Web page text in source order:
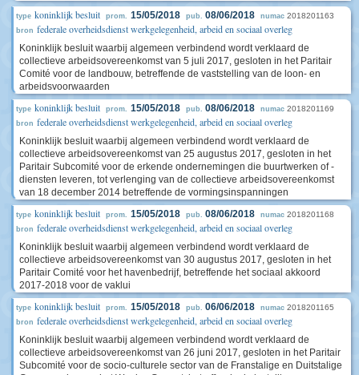
type koninklijk besluit prom. 15/05/2018 pub. 08/06/2018 numac 2018201163
bron federale overheidsdienst werkgelegenheid, arbeid en sociaal overleg
Koninklijk besluit waarbij algemeen verbindend wordt verklaard de
collectieve arbeidsovereenkomst van 5 juli 2017, gesloten in het Paritair
Comité voor de landbouw, betreffende de vaststelling van de loon- en
arbeidsvoorwaarden
type koninklijk besluit prom. 15/05/2018 pub. 08/06/2018 numac 2018201169
bron federale overheidsdienst werkgelegenheid, arbeid en sociaal overleg
Koninklijk besluit waarbij algemeen verbindend wordt verklaard de
collectieve arbeidsovereenkomst van 25 augustus 2017, gesloten in het
Paritair Subcomité voor de erkende ondernemingen die buurtwerken of -
diensten leveren, tot verlenging van de collectieve arbeidsovereenkomst
van 18 december 2014 betreffende de vormingsinspanningen
type koninklijk besluit prom. 15/05/2018 pub. 08/06/2018 numac 2018201168
bron federale overheidsdienst werkgelegenheid, arbeid en sociaal overleg
Koninklijk besluit waarbij algemeen verbindend wordt verklaard de
collectieve arbeidsovereenkomst van 30 augustus 2017, gesloten in het
Paritair Comité voor het havenbedrijf, betreffende het sociaal akkoord
2017-2018 voor de vaklui
type koninklijk besluit prom. 15/05/2018 pub. 06/06/2018 numac 2018201165
bron federale overheidsdienst werkgelegenheid, arbeid en sociaal overleg
Koninklijk besluit waarbij algemeen verbindend wordt verklaard de
collectieve arbeidsovereenkomst van 26 juni 2017, gesloten in het Paritair
Subcomité voor de socio-culturele sector van de Franstalige en Duitstalige